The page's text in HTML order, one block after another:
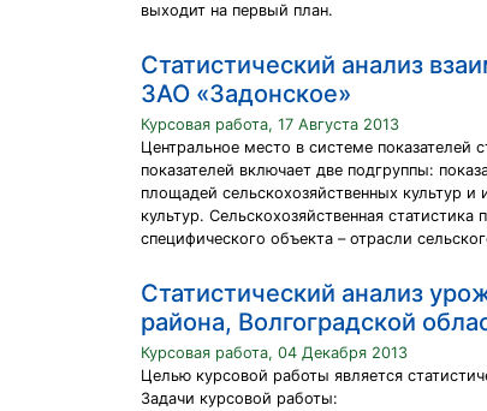
выходит на первый план.
Статистический анализ
ЗАО «Задонское»
Курсовая работа, 17 Августа 2013
Центральное место в системе показателей
показателей включает две подгруппы:
площадей сельскохозяйственных культур и
культур. Сельскохозяйственная
специфического объекта – отрасли
Статистический анализ
района, Волгоградской
Курсовая работа, 04 Декабря 2013
Целью курсовой работы является
Задачи курсовой работы: